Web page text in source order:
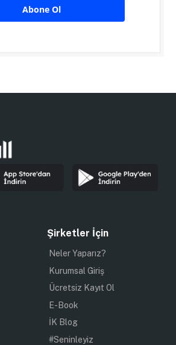
Abone Ol
Şirketler İçin
Neler Yaparız?
Kurumsal Giriş
Ücretsiz Kayıt Ol
E-Book
İK Blog
#Seninleyiz